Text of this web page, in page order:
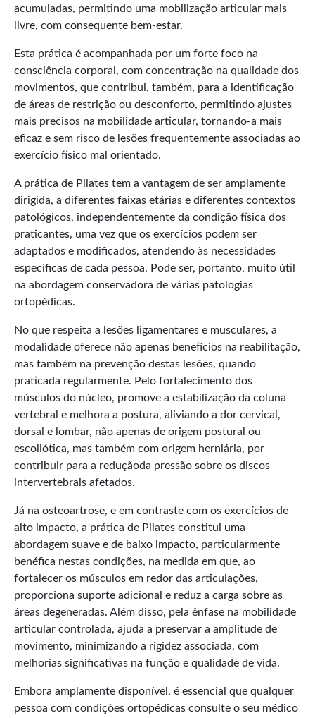
acumuladas, permitindo uma mobilização articular mais
livre, com consequente bem-estar.
Esta prática é acompanhada por um forte foco na
consciência corporal, com concentração na qualidade dos
movimentos, que contribui, também, para a identificação
de áreas de restrição ou desconforto, permitindo ajustes
mais precisos na mobilidade articular, tornando-a mais
eficaz e sem risco de lesões frequentemente associadas ao
exercício físico mal orientado.
A prática de Pilates tem a vantagem de ser amplamente
dirigida, a diferentes faixas etárias e diferentes contextos
patológicos, independentemente da condição física dos
praticantes, uma vez que os exercícios podem ser
adaptados e modificados, atendendo às necessidades
específicas de cada pessoa. Pode ser, portanto, muito útil
na abordagem conservadora de várias patologias
ortopédicas.
No que respeita a lesões ligamentares e musculares, a
modalidade oferece não apenas benefícios na reabilitação,
mas também na prevenção destas lesões, quando
praticada regularmente. Pelo fortalecimento dos
músculos do núcleo, promove a estabilização da coluna
vertebral e melhora a postura, aliviando a dor cervical,
dorsal e lombar, não apenas de origem postural ou
escoliótica, mas também com origem herniária, por
contribuir para a reduçãoda pressão sobre os discos
intervertebrais afetados.
Já na osteoartrose, e em contraste com os exercícios de
alto impacto, a prática de Pilates constitui uma
abordagem suave e de baixo impacto, particularmente
benéfica nestas condições, na medida em que, ao
fortalecer os músculos em redor das articulações,
proporciona suporte adicional e reduz a carga sobre as
áreas degeneradas. Além disso, pela ênfase na mobilidade
articular controlada, ajuda a preservar a amplitude de
movimento, minimizando a rigidez associada, com
melhorias significativas na função e qualidade de vida.
Embora amplamente disponível, é essencial que qualquer
pessoa com condições ortopédicas consulte o seu médico